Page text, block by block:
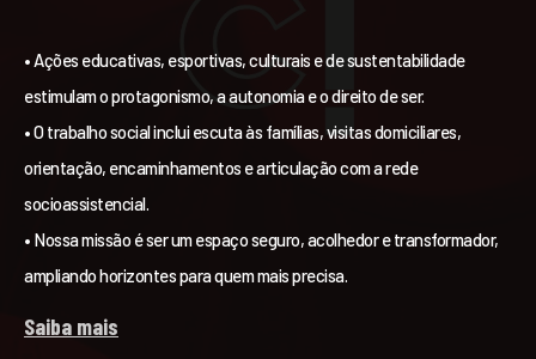
• Ações educativas, esportivas, culturais e de sustentabilidade
estimulam o protagonismo, a autonomia e o direito de ser.
• O trabalho social inclui escuta às famílias, visitas domiciliares,
orientação, encaminhamentos e articulação com a rede
socioassistencial.
• Nossa missão é ser um espaço seguro, acolhedor e transformador,
ampliando horizontes para quem mais precisa.
Saiba mais